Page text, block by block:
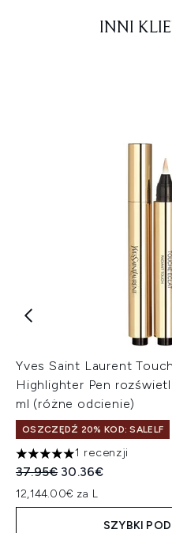
INNI
Yves Saint Laurent
Highlighter Pen
ml (różne odcienie)
OSZCZĘDŹ 20% KOD: SALELF
5 gwiazdek na maksymalnie
1 recenzji
Sugerowana cena
37.95€ Aktualna cena:
30.36€
12,144.00€ za L
SZYBKI